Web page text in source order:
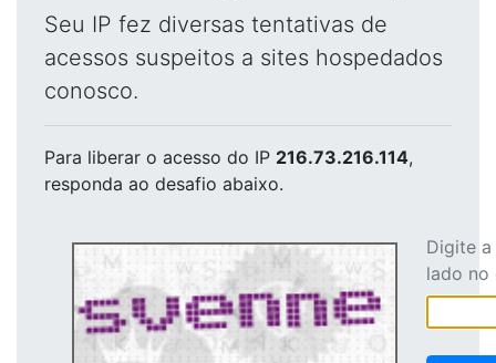
Seu IP fez diversas tentativas de
acessos suspeitos a sites hospedados
conosco.
Para liberar o acesso do IP 216.73.216.114,
responda ao desafio abaixo.
Digite
lado no